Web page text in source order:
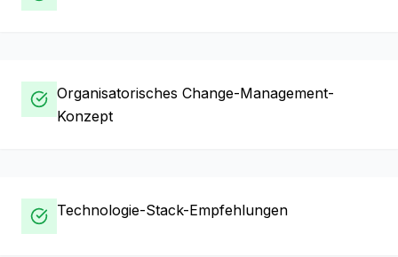
Organisatorisches Change-Management-
Konzept
Technologie-Stack-Empfehlungen